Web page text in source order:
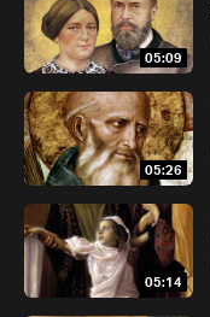
05:09
05:26
05:14